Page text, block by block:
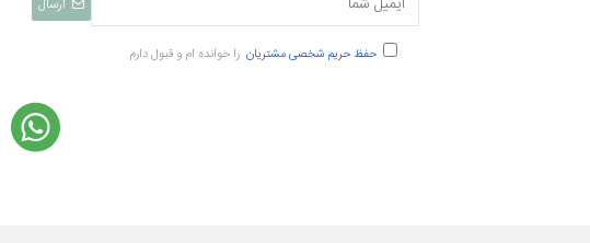
ارسال
حفظ حریم شخصی مشتریان را خوانده ام و قبول دارم